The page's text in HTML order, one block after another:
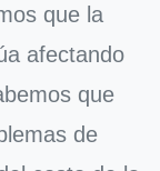
que la
afectando
que
de